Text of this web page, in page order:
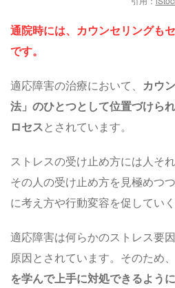
通院時には、カウンセリングも
です。
適応障害の治療において、 カウ
法」のひとつとして位置づけら
ロセスとされています。
ストレスの受け止め方には人そ
その人の受け止め方を見極めつ
に考え方や行動変容を促していく
適応障害は何らかのストレス要
原因とされています。そのため、
を学んで上手に対処できるよう